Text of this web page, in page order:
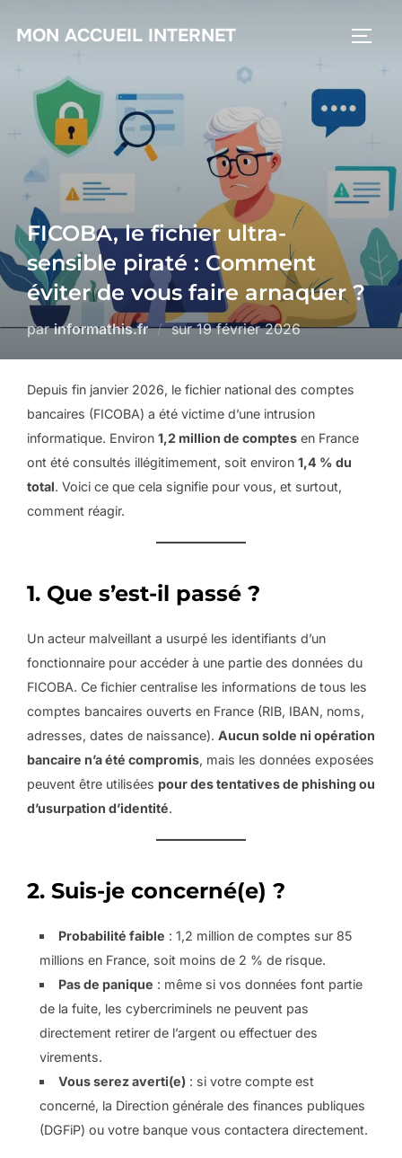
MON ACCUEIL INTERNET
FICOBA, le fichier ultra-
sensible piraté : Comment
éviter de vous faire arnaquer ?
parinformathis.fr sur19 février 2026
Depuis fin janvier 2026, le fichier national des comptes
bancaires (FICOBA) a été victime d’une intrusion
informatique. Environ 1,2 million de comptes en France
ont été consultés illégitimement, soit environ 1,4 % du
total. Voici ce que cela signifie pour vous, et surtout,
comment réagir.
1. Que s’est-il passé ?
Un acteur malveillant a usurpé les identifiants d’un
fonctionnaire pour accéder à une partie des données du
FICOBA. Ce fichier centralise les informations de tous les
comptes bancaires ouverts en France (RIB, IBAN, noms,
adresses, dates de naissance). Aucun solde ni opération
bancaire n’a été compromis, mais les données exposées
peuvent être utilisées pour des tentatives de phishing ou
d’usurpation d’identité.
2. Suis-je concerné(e) ?
Probabilité faible : 1,2 million de comptes sur 85
millions en France, soit moins de 2 % de risque.
Pas de panique : même si vos données font partie
de la fuite, les cybercriminels ne peuvent pas
directement retirer de l’argent ou effectuer des
virements.
Vous serez averti(e): si votre compte est
concerné, la Direction générale des finances publiques
(DGFiP) ou votre banque vous contactera directement.